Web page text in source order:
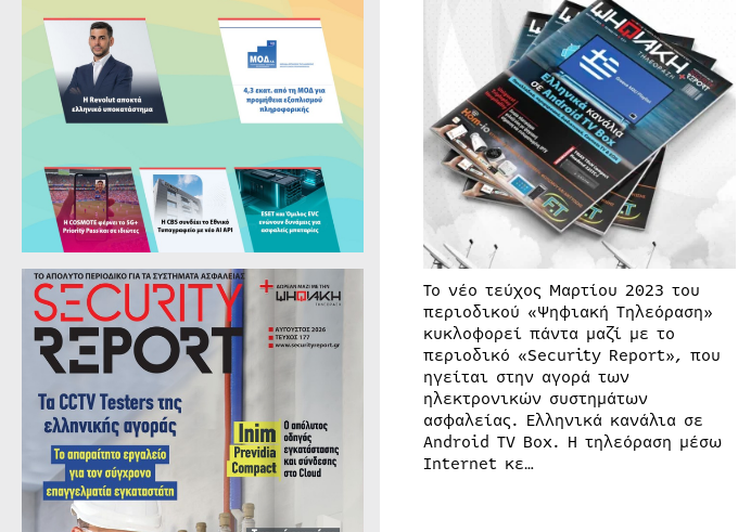
Το νέο τεύχος Μαρτίου 2023 του
περιοδικού «Ψηφιακή Τηλεόραση»
κυκλοφορεί πάντα μαζί με το
περιοδικό «Security Report», που
ηγείται στην αγορά των
ηλεκτρονικών συστημάτων
ασφαλείας. Ελληνικά κανάλια σε
Android TV Box. Η τηλεόραση μέσω
Internet κε…